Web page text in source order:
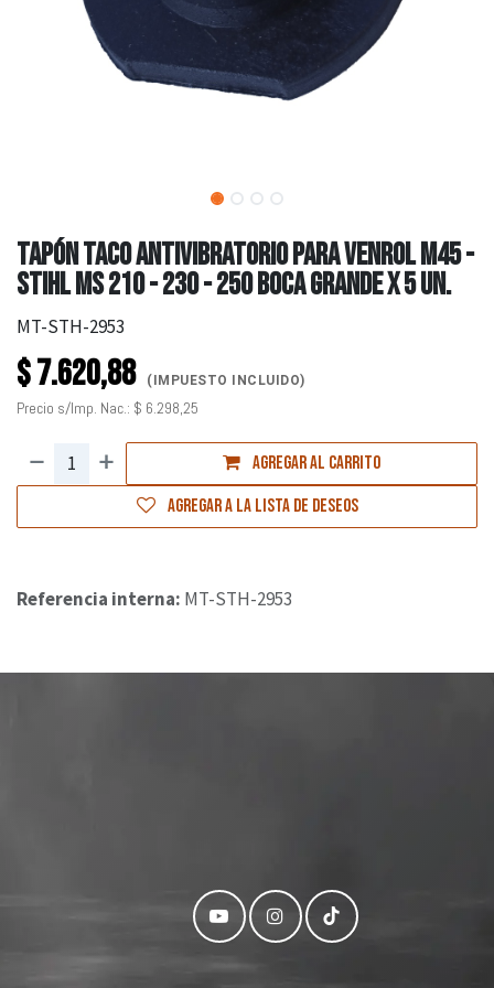
TAPÓN TACO ANTIVIBRATORIO PARA VENROL M45 -
STIHL MS 210 - 230 - 250 BOCA GRANDE X 5 UN.
MT-STH-2953
$7.620,88 (IMPUESTO INCLUIDO)
Precio s/Imp. Nac.: $ 6.298,25
Agregar al carrito
Agregar a la lista de deseos
Referencia interna: MT-STH-2953